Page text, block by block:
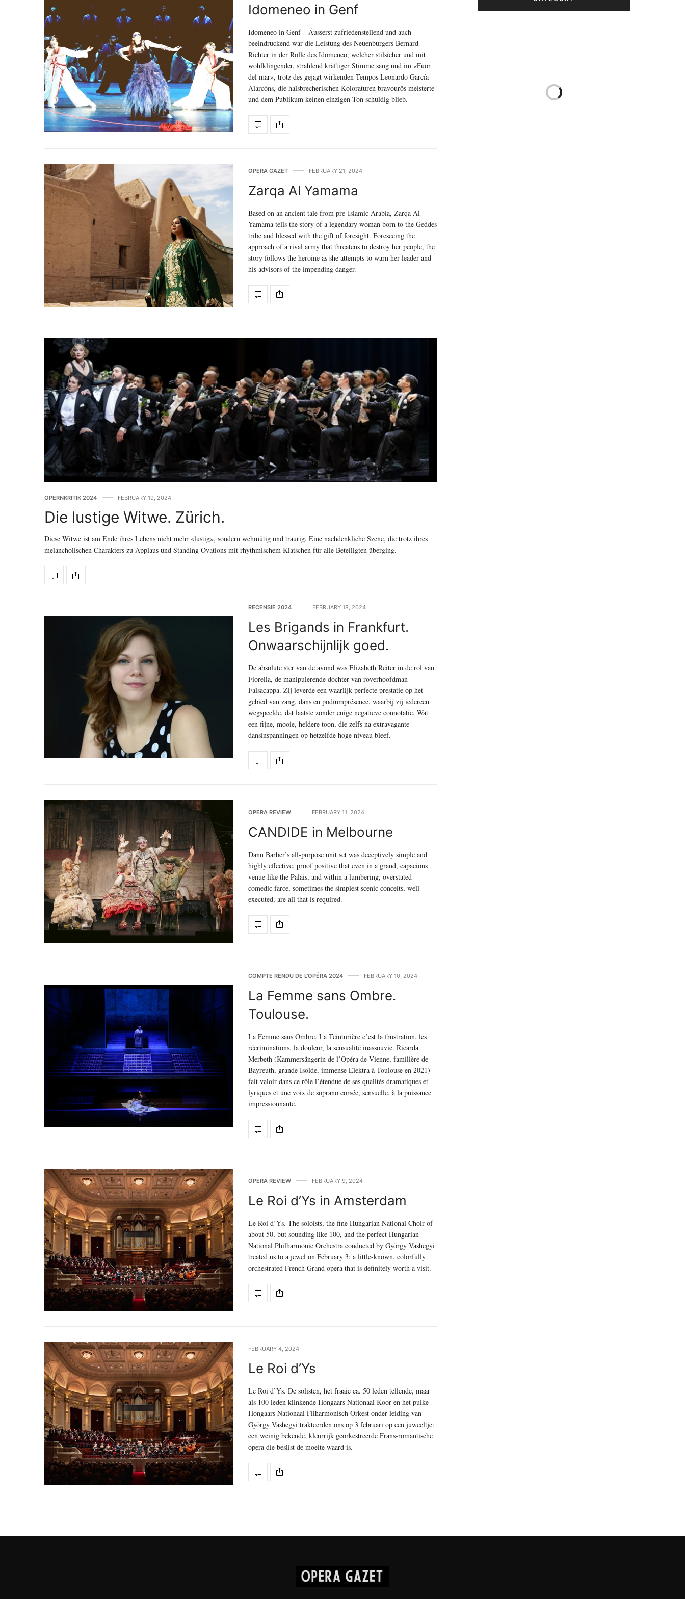
Idomeneo in Genf
Idomeneo in Genf – Äusserst zufriedenstellend und auch
beeindruckend war die Leistung des Neuenburgers Bernard
Richter in der Rolle des Idomeneo, welcher stilsicher und mit
wohlklingender, strahlend kräftiger Stimme sang und im «Fuor
del mar», trotz des gejagt wirkenden Tempos Leonardo García
Alarcóns, die halsbrecherischen Koloraturen bravourös meisterte
und dem Publikum keinen einzigen Ton schuldig blieb.
OPERA GAZET FEBRUARY 21, 2024
Zarqa Al Yamama
Based on an ancient tale from pre-Islamic Arabia, Zarqa Al
Yamama tells the story of a legendary woman born to the Geddes
tribe and blessed with the gift of foresight. Foreseeing the
approach of a rival army that threatens to destroy her people, the
story follows the heroine as she attempts to warn her leader and
his advisors of the impending danger.
OPERNKRITIK 2024 FEBRUARY 19, 2024
Die lustige Witwe. Zürich.
Diese Witwe ist am Ende ihres Lebens nicht mehr «lustig», sondern wehmütig und traurig. Eine nachdenkliche Szene, die trotz ihres
melancholischen Charakters zu Applaus und Standing Ovations mit rhythmischem Klatschen für alle Beteiligten überging.
RECENSIE 2024 FEBRUARY 18, 2024
Les Brigands in Frankfurt.
Onwaarschijnlijk goed.
De absolute ster van de avond was Elizabeth Reiter in de rol van
Fiorella, de manipulerende dochter van roverhoofdman
Falsacappa. Zij leverde een waarlijk perfecte prestatie op het
gebied van zang, dans en podiumprésence, waarbij zij iedereen
wegspeelde, dat laatste zonder enige negatieve connotatie. Wat
een fijne, mooie, heldere toon, die zelfs na extravagante
dansinspanningen op hetzelfde hoge niveau bleef.
OPERA REVIEW FEBRUARY 11, 2024
CANDIDE in Melbourne
Dann Barber’s all-purpose unit set was deceptively simple and
highly effective, proof positive that even in a grand, capacious
venue like the Palais, and within a lumbering, overstated
comedic farce, sometimes the simplest scenic conceits, well-
executed, are all that is required.
COMPTE RENDU DE L'OPÉRA 2024 FEBRUARY 10, 2024
La Femme sans Ombre.
Toulouse.
La Femme sans Ombre. La Teinturière c’est la frustration, les
récriminations, la douleur, la sensualité inassouvie. Ricarda
Merbeth (Kammersängerin de l’Opéra de Vienne, familière de
Bayreuth, grande Isolde, immense Elektra à Toulouse en 2021)
fait valoir dans ce rôle l’étendue de ses qualités dramatiques et
lyriques et une voix de soprano corsée, sensuelle, à la puissance
impressionnante.
OPERA REVIEW FEBRUARY 9, 2024
Le Roi d’Ys in Amsterdam
Le Roi d’Ys. The soloists, the fine Hungarian National Choir of
about 50, but sounding like 100, and the perfect Hungarian
National Philharmonic Orchestra conducted by György Vashegyi
treated us to a jewel on February 3: a little-known, colorfully
orchestrated French Grand opera that is definitely worth a visit.
FEBRUARY 4, 2024
Le Roi d’Ys
Le Roi d’Ys. De solisten, het fraaie ca. 50 leden tellende, maar
als 100 leden klinkende Hongaars Nationaal Koor en het puike
Hongaars Nationaal Filharmonisch Orkest onder leiding van
György Vashegyi trakteerden ons op 3 februari op een juweeltje:
een weinig bekende, kleurrijk georkestreerde Frans-romantische
opera die beslist de moeite waard is.